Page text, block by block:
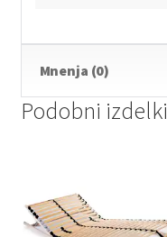
Mnenja (0)
Podobni izdelki